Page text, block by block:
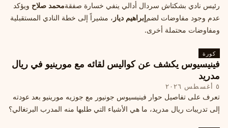
رئيس نادي بشكتاش سردال أدالي ينفي خسارة صفقةمحمد صلاح ويؤكد
عدم وجود مفاوضات لضمإبراهيم دياز ، مشيراً إلى خطة النادي المستقبلية
ومفاوضات محتملة أخرى.
كورة
فينيسيوس يكشف عن كواليس لقائه مع مورينيو في ريال
مدريد
٥ أغسطس ٢٠٢٦
تعرف على تفاصيل حوار فينيسيوس جونيور مع جوزيه مورينيو بعد عودته
إلى تدريبات ريال مدريد، ما هي الأشياء التي طلبها منه المدرب البرتغالي؟